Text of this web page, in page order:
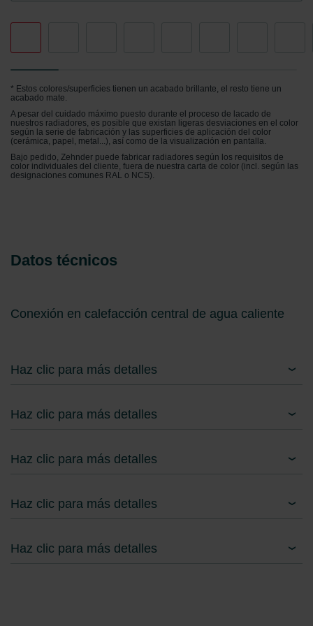
* Estos colores/superficies tienen un acabado brillante, el resto tiene un
acabado mate.
A pesar del cuidado máximo puesto durante el proceso de lacado de
nuestros radiadores, es posible que existan ligeras desviaciones en el color
según la serie de fabricación y las superficies de aplicación del color
(cerámica, papel, metal...), así como de la visualización en pantalla.
Bajo pedido, Zehnder puede fabricar radiadores según los requisitos de
color individuales del cliente, fuera de nuestra carta de color (incl. según las
designaciones comunes RAL o NCS).
Datos técnicos
Conexión en calefacción central de agua caliente
Haz clic para más detalles
Haz clic para más detalles
Haz clic para más detalles
Haz clic para más detalles
Haz clic para más detalles